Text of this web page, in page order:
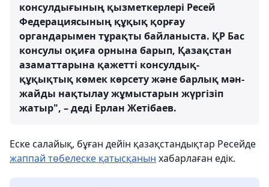
консулдығының қызметкерлері Ресей
Федерациясының құқық қорғау
органдарымен тұрақты байланыста. ҚР Бас
консулы оқиға орнына барып, Қазақстан
азаматтарына қажетті консулдық-
құқықтық көмек көрсету және барлық мән-
жайды нақтылау жұмыстарын жүргізіп
жатыр", – деді Ерлан Жетібаев.
Еске салайық, бұған дейін қазақстандықтар Ресейде
жаппай төбелеске қатысқанын хабарлаған едік.